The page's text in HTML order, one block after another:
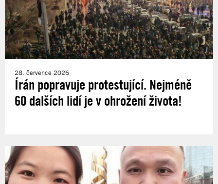
28. července 2026
Írán popravuje protestující. Nejméně
60 dalších lidí je v ohrožení života!